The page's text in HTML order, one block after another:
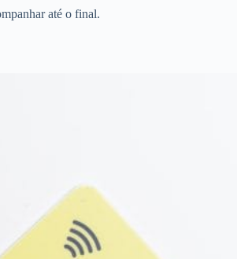
até o final.